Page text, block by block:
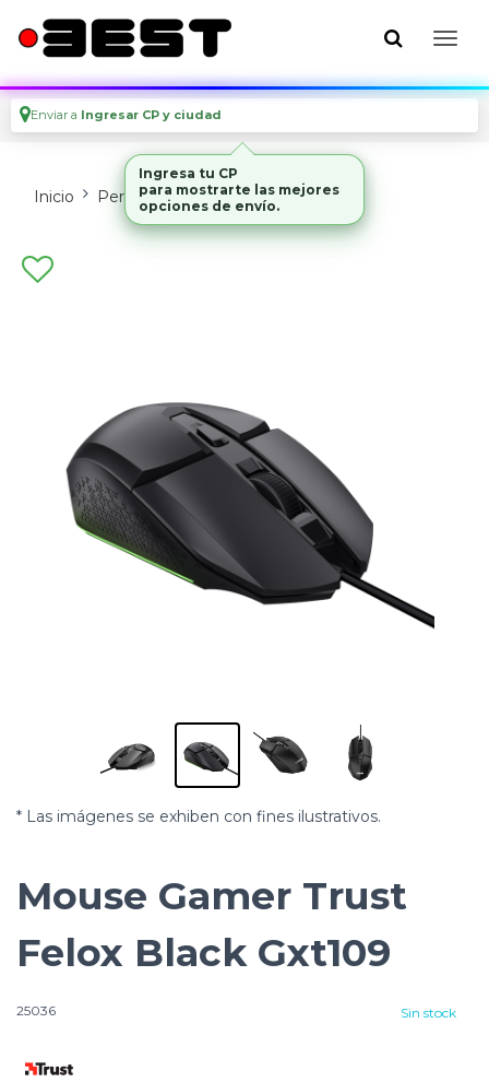
Enviar a Ingresar CP y ciudad
Inicio Perifericos Mouses Y Pads
* Las imágenes se exhiben con fines ilustrativos.
Mouse Gamer Trust
Felox Black Gxt109
25036 Sin stock
Ingresa tu CP
para mostrarte las mejores
opciones de envío.